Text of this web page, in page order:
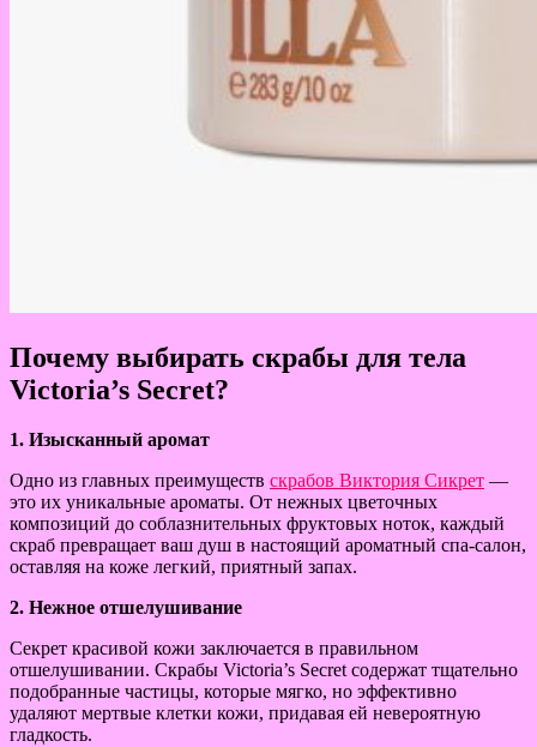
Почему выбирать скрабы для тела
Victoria’s Secret?
1. Изысканный аромат
Одно из главных преимуществ скрабов Виктория Сикрет —
это их уникальные ароматы. От нежных цветочных
композиций до соблазнительных фруктовых ноток, каждый
скраб превращает ваш душ в настоящий ароматный спа-салон,
оставляя на коже легкий, приятный запах.
2. Нежное отшелушивание
Секрет красивой кожи заключается в правильном
отшелушивании. Скрабы Victoria’s Secret содержат тщательно
подобранные частицы, которые мягко, но эффективно
удаляют мертвые клетки кожи, придавая ей невероятную
гладкость.